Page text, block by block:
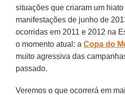
situações que criaram um
manifestações de junho de
ocorridas em 2011 e 2012 na
o momento atual: aCopa do
muito agressiva das
passado.
Veremos o que ocorrerá em